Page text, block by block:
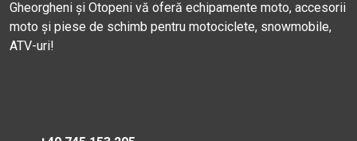
Gheorgheni și Otopeni vă oferă echipamente moto, accesorii
moto și piese de schimb pentru motociclete, snowmobile,
ATV-uri!